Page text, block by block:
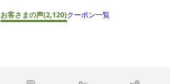
お客さまの声(2,120)クーポン一覧